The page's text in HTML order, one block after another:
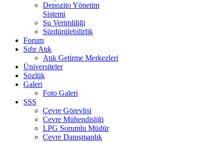
Depozito Yönetim
Sistemi
Su Verimliliği
Sürdürülebilirlik
Forum
Sıfır Atık
Atık Getirme Merkezleri
Üniversiteler
Sözlük
Galeri
Foto Galeri
SSS
Çevre Görevlisi
Çevre Mühendisliği
LPG Sorumlu Müdür
Çevre Danışmanlık